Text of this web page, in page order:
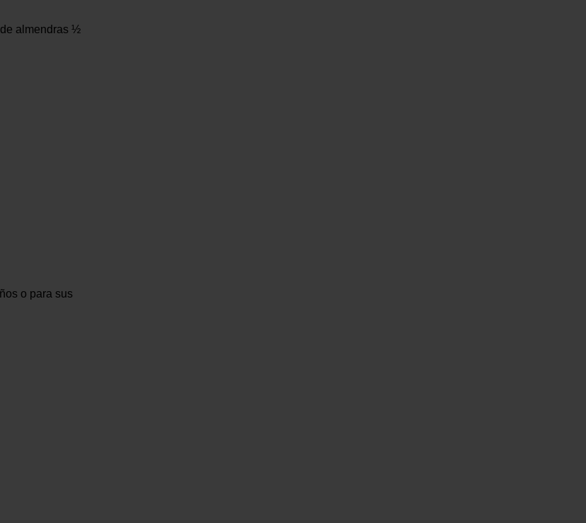
almendras ½
o para sus